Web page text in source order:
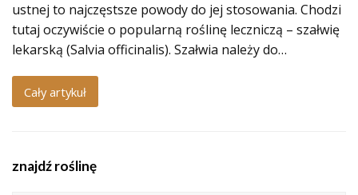
ustnej to najczęstsze powody do jej stosowania. Chodzi
tutaj oczywiście o popularną roślinę leczniczą – szałwię
lekarską (Salvia officinalis). Szałwia należy do…
Cały artykuł
znajdź roślinę